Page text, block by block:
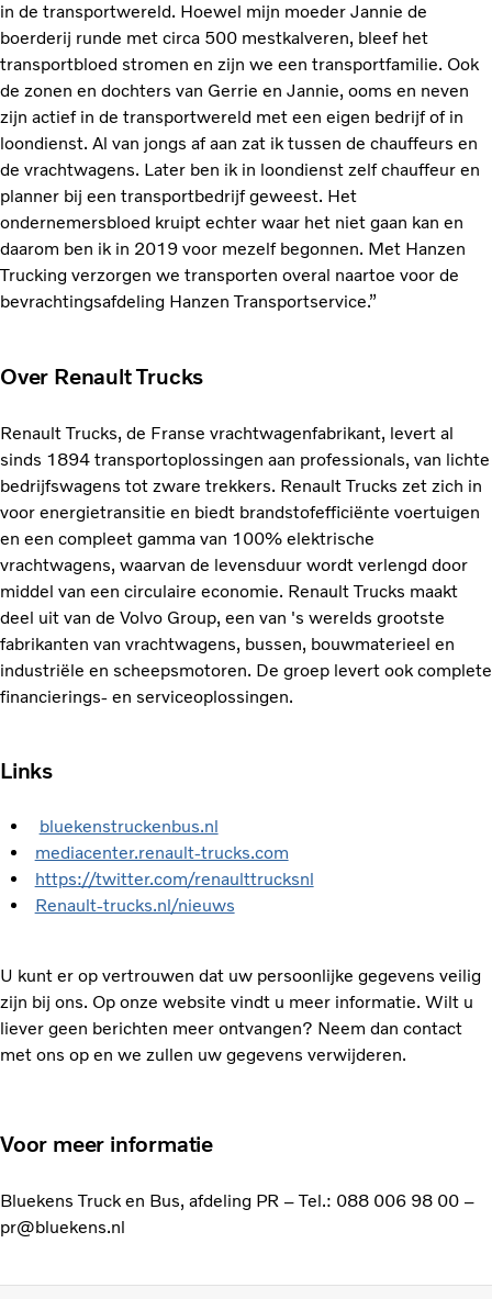
in de transportwereld. Hoewel mijn moeder Jannie de
boerderij runde met circa 500 mestkalveren, bleef het
transportbloed stromen en zijn we een transportfamilie. Ook
de zonen en dochters van Gerrie en Jannie, ooms en neven
zijn actief in de transportwereld met een eigen bedrijf of in
loondienst. Al van jongs af aan zat ik tussen de chauffeurs en
de vrachtwagens. Later ben ik in loondienst zelf chauffeur en
planner bij een transportbedrijf geweest. Het
ondernemersbloed kruipt echter waar het niet gaan kan en
daarom ben ik in 2019 voor mezelf begonnen. Met Hanzen
Trucking verzorgen we transporten overal naartoe voor de
bevrachtingsafdeling Hanzen Transportservice.”
Over Renault Trucks
Renault Trucks, de Franse vrachtwagenfabrikant, levert al
sinds 1894 transportoplossingen aan professionals, van lichte
bedrijfswagens tot zware trekkers. Renault Trucks zet zich in
voor energietransitie en biedt brandstofefficiënte voertuigen
en een compleet gamma van 100% elektrische
vrachtwagens, waarvan de levensduur wordt verlengd door
middel van een circulaire economie. Renault Trucks maakt
deel uit van de Volvo Group, een van 's werelds grootste
fabrikanten van vrachtwagens, bussen, bouwmaterieel en
industriële en scheepsmotoren. De groep levert ook complete
financierings- en serviceoplossingen.
Links
bluekenstruckenbus.nl
mediacenter.renault-trucks.com
https://twitter.com/renaulttrucksnl
Renault-trucks.nl/nieuws
U kunt er op vertrouwen dat uw persoonlijke gegevens veilig
zijn bij ons. Op onze website vindt u meer informatie. Wilt u
liever geen berichten meer ontvangen? Neem dan contact
met ons op en we zullen uw gegevens verwijderen.
Voor meer informatie
Bluekens Truck en Bus, afdeling PR – Tel.: 088 006 98 00 –
pr@bluekens.nl